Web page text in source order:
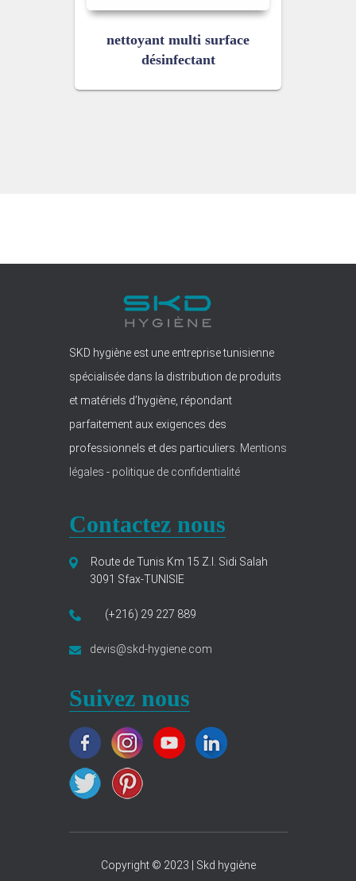
nettoyant multi surface
désinfectant
SKD hygiène est une entreprise tunisienne
spécialisée dans la distribution de produits
et matériels d’hygiène, répondant
parfaitement aux exigences des
professionnels et des particuliers. Mentions
légales -politique de confidentialité
Contactez nous
Route de Tunis Km 15 Z.I. Sidi Salah
3091 Sfax-TUNISIE
(+216) 29 227 889
devis@skd-hygiene.com
Suivez nous
Copyright © 2023 | Skd hygiène